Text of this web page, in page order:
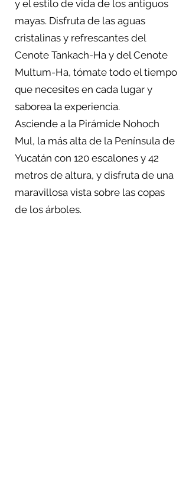
y el estilo de vida de los antiguos
mayas. Disfruta de las aguas
cristalinas y refrescantes del
Cenote Tankach-Ha y del Cenote
Multum-Ha, tómate todo el tiempo
que necesites en cada lugar y
saborea la experiencia.
Asciende a la Pirámide Nohoch
Mul, la más alta de la Península de
Yucatán con 120 escalones y 42
metros de altura, y disfruta de una
maravillosa vista sobre las copas
de los árboles.